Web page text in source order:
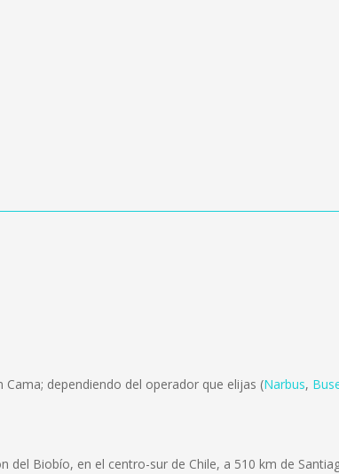
dependiendo del operador que elijas (Narbus,
del Biobío, en el centro-sur de Chile, a 510 km de